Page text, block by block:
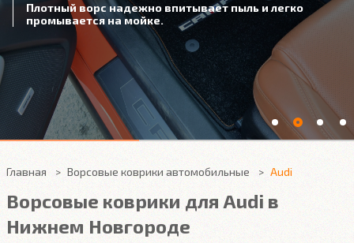
Плотный ворс надежно впитывает пыль и легко
промывается на мойке.
Главная Ворсовые коврики автомобильные Audi
Ворсовые коврики для Audi в
Нижнем Новгороде